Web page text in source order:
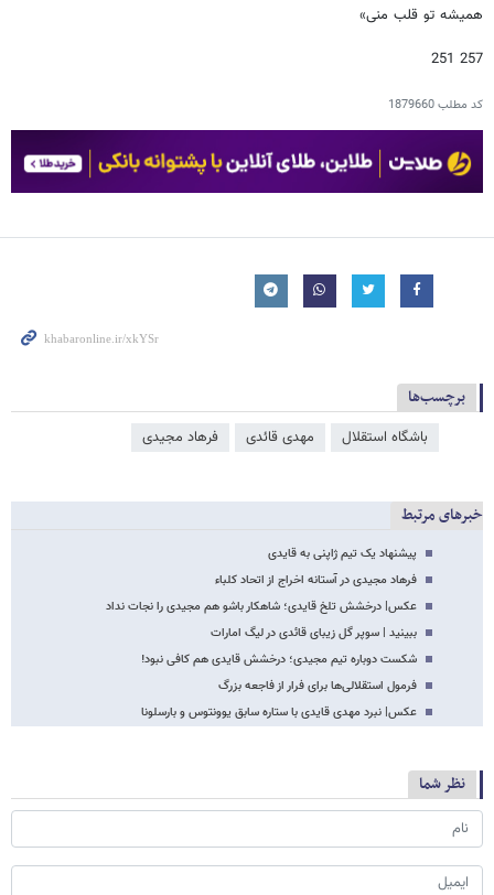
همیشه تو قلب منی»
257 251
کد مطلب1879660
برچسب‌ها
باشگاه استقلال مهدی قائدی فرهاد مجیدی
خبرهای مرتبط
پیشنهاد یک تیم ژاپنی به قایدی
فرهاد مجیدی در آستانه اخراج از اتحاد کلباء
عکس‌| درخشش تلخ قایدی؛ شاهکار باشو هم مجیدی را نجات نداد
ببینید | سوپر گل زیبای قائدی در لیگ امارات
شکست دوباره تیم مجیدی؛ درخشش قایدی هم کافی نبود!
فرمول استقلالی‌ها برای فرار از فاجعه بزرگ
عکس‌| نبرد مهدی قایدی با ستاره سابق یوونتوس و بارسلونا
نظر شما